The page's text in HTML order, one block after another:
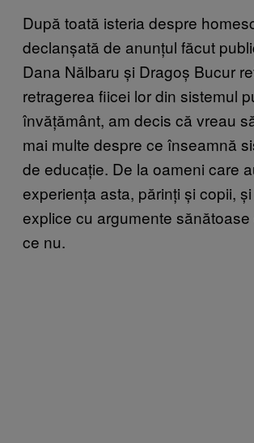
După toată isteria despre
declanșată de anunțul făcut
Dana Nălbaru și Dragoș Bucur
retragerea fiicei lor din sistemul
învățământ, am decis că vreau
mai multe despre ce înseamnă
de educație. De la oameni care
experiența asta, părinți și copii,
explice cu argumente
ce nu.